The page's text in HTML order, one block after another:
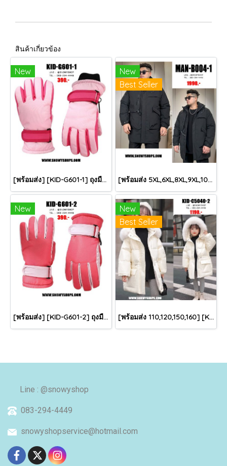
สินค้าเกี่ยวข้อง
New
[พร้อมส่ง] [KID-G601-1] ถุงมือกันหนาวเด็กสีชมพูอ่อน ซับขนด้านใน ใส่กันหนาวเล่นหิมะได้ (เหมาะสำหรับเด็ก 3-5ขวบ)
New
Best Seller
[พร้อมส่ง 5XL,6XL,8XL,9XL,10XL] [Man-B004-1] Down Jackets BigSize เสื้อโค้ทขนเป็ดกันหนาวสีดำชายไซด์ใหญ่ มีหมวกฮู้ด ซิปด้านหน้า กันน้ำ ใส่กันหนาวติดลบได้อย่างดี
New
[พร้อมส่ง] [KID-G601-2] ถุงมือกันหนาวเด็กสีชมพูเข้ม ซับขนด้านใน ใส่กันหนาวเล่นหิมะได้ (เหมาะสำหรับเด็ก 3-5ขวบ)
New
Best Seller
[พร้อมส่ง 110,120,150,160] [KID-C5040-2] เสื้อโค้ทกันหนาวเด็กขนเป็ดสีขาว แขนยาว มีกระเป๋าสองข้าง แบบซิปด้านหน้า หมวกฮู้ดติดเฟอร์ฟรุ้งฟริ้งใส่ติดลบกันหนาว เล่นหิมะได้ค่ะ
Line : @snowyshop
083-294-4449
snowyshopservice@hotmail.com